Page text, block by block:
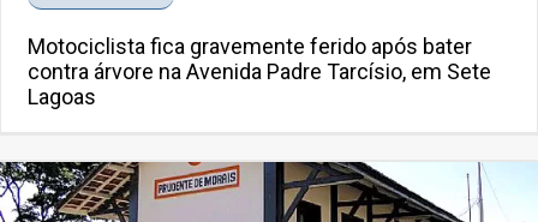
Motociclista fica gravemente ferido após bater
contra árvore na Avenida Padre Tarcísio, em Sete
Lagoas